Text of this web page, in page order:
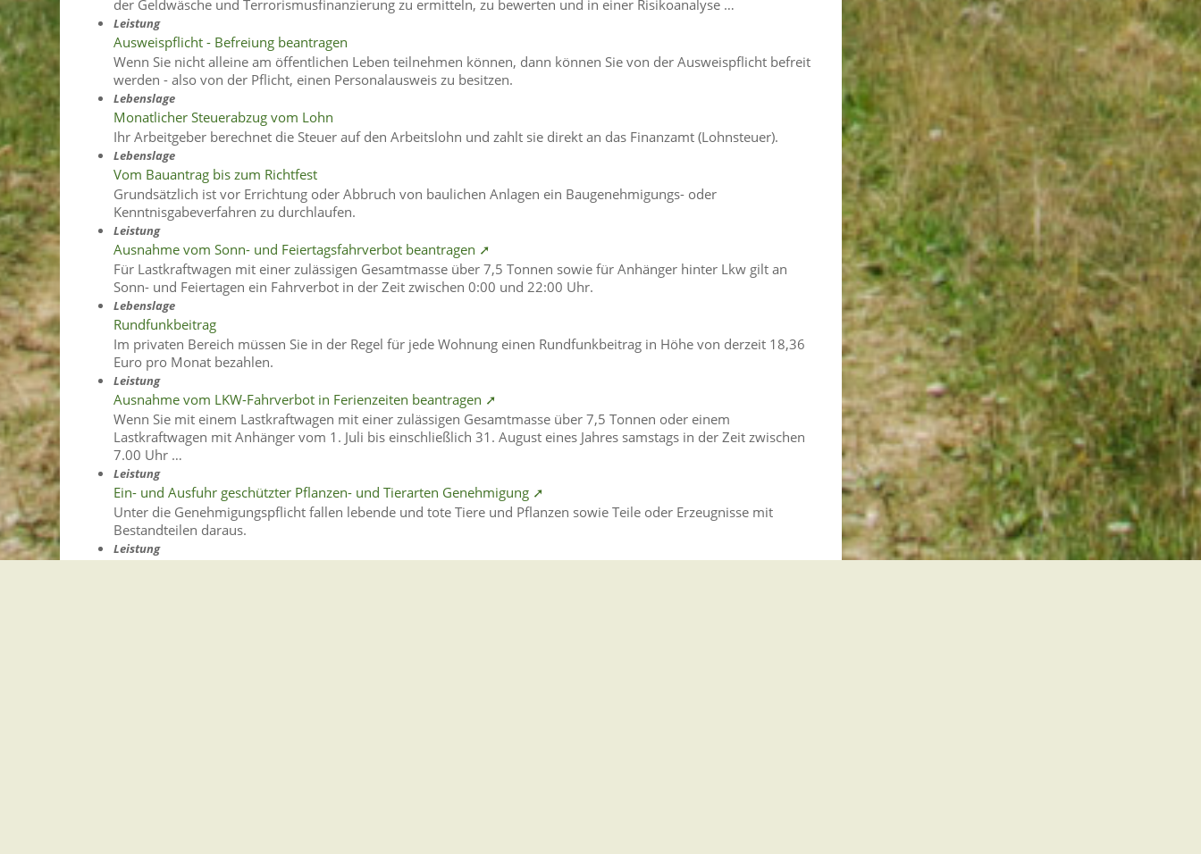
der Geldwäsche und Terrorismusfinanzierung zu ermitteln, zu bewerten und in einer Risikoanalyse …
Leistung
Ausweispflicht - Befreiung beantragen
Wenn Sie nicht alleine am öffentlichen Leben teilnehmen können, dann können Sie von der Ausweispflicht befreit
werden - also von der Pflicht, einen Personalausweis zu besitzen.
Lebenslage
Monatlicher Steuerabzug vom Lohn
Ihr Arbeitgeber berechnet die Steuer auf den Arbeitslohn und zahlt sie direkt an das Finanzamt (Lohnsteuer).
Lebenslage
Vom Bauantrag bis zum Richtfest
Grundsätzlich ist vor Errichtung oder Abbruch von baulichen Anlagen ein Baugenehmigungs- oder
Kenntnisgabeverfahren zu durchlaufen.
Leistung
Ausnahme vom Sonn- und Feiertagsfahrverbot beantragen ➚
Für Lastkraftwagen mit einer zulässigen Gesamtmasse über 7,5 Tonnen sowie für Anhänger hinter Lkw gilt an
Sonn- und Feiertagen ein Fahrverbot in der Zeit zwischen 0:00 und 22:00 Uhr.
Lebenslage
Rundfunkbeitrag
Im privaten Bereich müssen Sie in der Regel für jede Wohnung einen Rundfunkbeitrag in Höhe von derzeit 18,36
Euro pro Monat bezahlen.
Leistung
Ausnahme vom LKW-Fahrverbot in Ferienzeiten beantragen ➚
Wenn Sie mit einem Lastkraftwagen mit einer zulässigen Gesamtmasse über 7,5 Tonnen oder einem
Lastkraftwagen mit Anhänger vom 1. Juli bis einschließlich 31. August eines Jahres samstags in der Zeit zwischen
7.00 Uhr …
Leistung
Ein- und Ausfuhr geschützter Pflanzen- und Tierarten Genehmigung ➚
Unter die Genehmigungspflicht fallen lebende und tote Tiere und Pflanzen sowie Teile oder Erzeugnisse mit
Bestandteilen daraus.
Leistung